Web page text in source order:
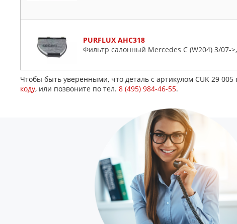
PURFLUX AHC318
Фильтр салонный Mercedes C (W204) 3/07-
Чтобы быть уверенными, что деталь с артикулом CUK 29
коду, или позвоните по тел. 8 (495) 984-46-55.